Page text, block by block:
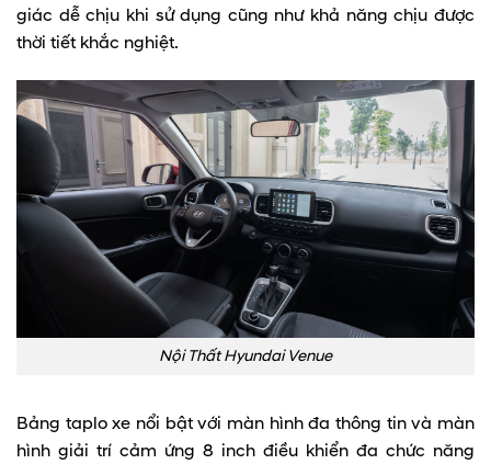
giác dễ chịu khi sử dụng cũng như khả năng chịu được
thời tiết khắc nghiệt.
Nội Thất Hyundai Venue
Bảng taplo xe nổi bật với màn hình đa thông tin và màn
hình giải trí cảm ứng 8 inch điều khiển đa chức năng